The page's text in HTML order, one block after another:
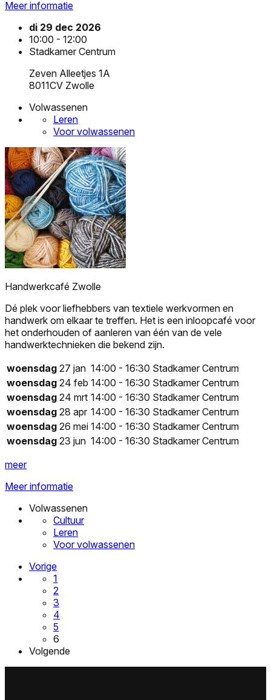
Meer informatie
di 29 dec 2026
10:00 - 12:00
Stadkamer Centrum
Zeven Alleetjes 1A
8011CV Zwolle
Volwassenen
Leren
Voor volwassenen
Handwerkcafé Zwolle
Dé plek voor liefhebbers van textiele werkvormen en
handwerk om elkaar te treffen. Het is een inloopcafé voor
het onderhouden of aanleren van één van de vele
handwerktechnieken die bekend zijn.
woensdag 27 jan 14:00 - 16:30 Stadkamer Centrum
woensdag 24 feb 14:00 - 16:30 Stadkamer Centrum
woensdag 24 mrt 14:00 - 16:30 Stadkamer Centrum
woensdag 28 apr 14:00 - 16:30 Stadkamer Centrum
woensdag 26 mei 14:00 - 16:30 Stadkamer Centrum
woensdag 23 jun 14:00 - 16:30 Stadkamer Centrum
meer
Meer informatie
Volwassenen
Cultuur
Leren
Voor volwassenen
Vorige
1
2
3
4
5
6
Volgende